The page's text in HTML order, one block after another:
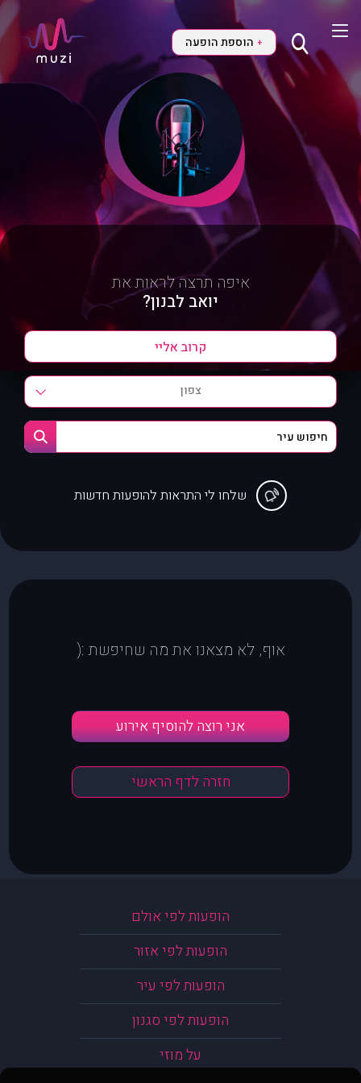
+ הוספת הופעה
איפה תרצה לראות את
יואב לבנון?
צפון
שלחו לי התראות להופעות חדשות
אוף, לא מצאנו את מה שחיפשת :(
אני רוצה להוסיף אירוע
חזרה לדף הראשי
הופעות לפי אולם
הופעות לפי אזור
הופעות לפי עיר
הופעות לפי סגנון
על מוזי